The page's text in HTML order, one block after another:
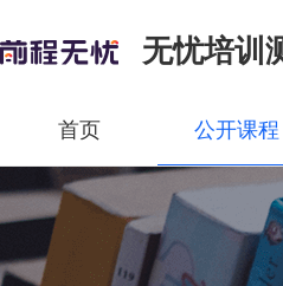
无忧培训
首页 公开课程